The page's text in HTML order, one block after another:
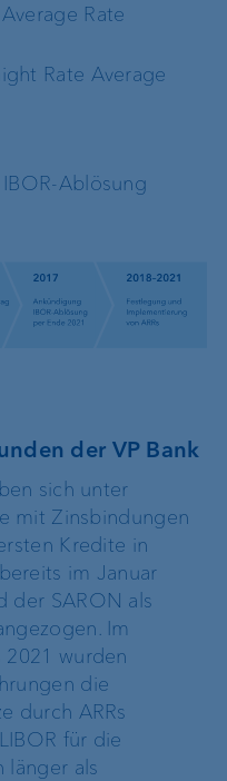
Rate
Rate Average
Ablösung
der VP Bank
sich unter
mit Zinsbindungen
Kredite in
im Januar
der SARON als
Im
2021 wurden
die
durch ARRs
für die
länger als